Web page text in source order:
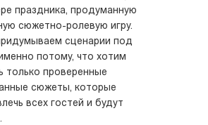
праздника, продуманную
сюжетно-ролевую игру.
сценарии под
потому, что хотим
только проверенные
сюжеты, которые
всех гостей и будут